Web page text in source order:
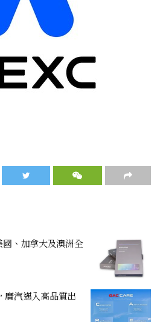
、加拿大及澳洲全
廣汽邁入高品質出